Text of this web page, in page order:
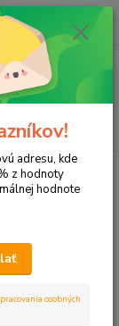
Hľadať
ks
za 0,00 EUR
adresu, kde
z hodnoty
hodnote
osobných